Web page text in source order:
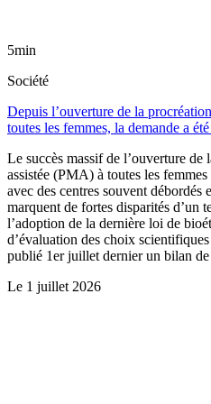
5min
Société
Depuis l’ouverture de la
toutes les femmes, la demande a
Le succès massif de l’ouverture
assistée (PMA) à toutes les
avec des centres souvent débordés
marquent de fortes disparités d’un
l’adoption de la dernière loi de
d’évaluation des choix
publié 1er juillet dernier un bilan
Le 1 juillet 2026